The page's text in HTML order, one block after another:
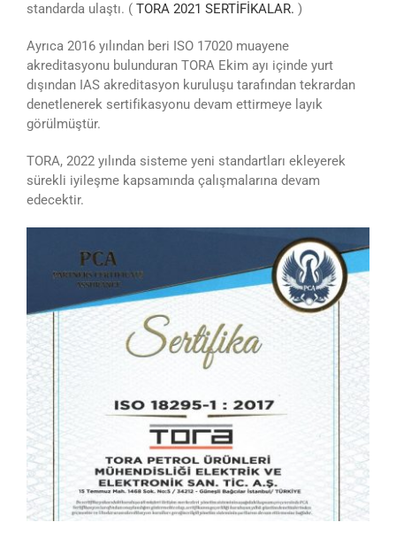
standarda ulaştı. ( TORA 2021 SERTİFİKALAR. )
Ayrıca 2016 yılından beri ISO 17020 muayene
akreditasyonu bulunduran TORA Ekim ayı içinde yurt
dışından IAS akreditasyon kuruluşu tarafından tekrardan
denetlenerek sertifikasyonu devam ettirmeye layık
görülmüştür.
TORA, 2022 yılında sisteme yeni standartları ekleyerek
sürekli iyileşme kapsamında çalışmalarına devam
edecektir.